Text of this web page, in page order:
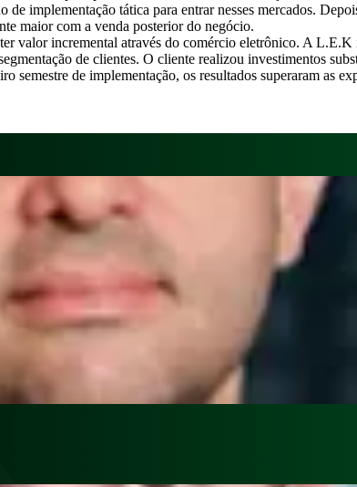
implementação tática para entrar nesses mercados.
maior com a venda posterior do negócio.
valor incremental através do comércio eletrônico. A
de clientes. O cliente realizou investimentos
semestre de implementação, os resultados superaram as